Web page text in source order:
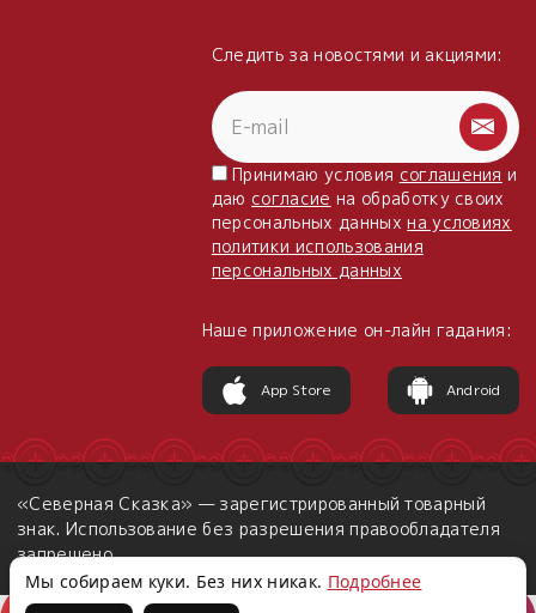
Следить за новостями и акциями:
Принимаю условия соглашения и
даю согласие на обработку своих
персональных данныхна условиях
политики использования
персональных данных
Наше приложение он-лайн гадания:
App Store Android
«Северная Сказка» — зарегистрированный товарный
знак. Использование без разрешения правообладателя
запрещено.
Мы собираем куки. Без них никак. Подробнее